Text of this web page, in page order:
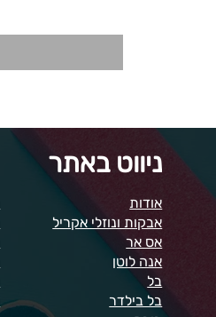
ניווט באתר
אודות
אבקות ונוזלי אקריל
אס אר
אנה לוטן
בל
בל בילדר